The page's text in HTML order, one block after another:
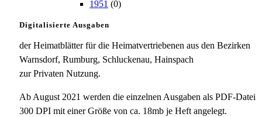
1951 (0)
Digitalisierte Ausgaben
der Heimatblätter für die Heimatvertriebenen aus den Bezirken
Warnsdorf, Rumburg, Schluckenau, Hainspach
zur Privaten Nutzung.
Ab August 2021 werden die einzelnen Ausgaben als PDF-Datei
300 DPI mit einer Größe von ca. 18mb je Heft angelegt.